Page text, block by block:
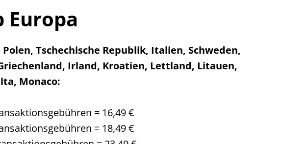
Europa
Tschechische Republik, Italien, Schweden,
Irland, Kroatien, Lettland, Litauen,
Monaco:
= 16,49 €
= 18,49 €